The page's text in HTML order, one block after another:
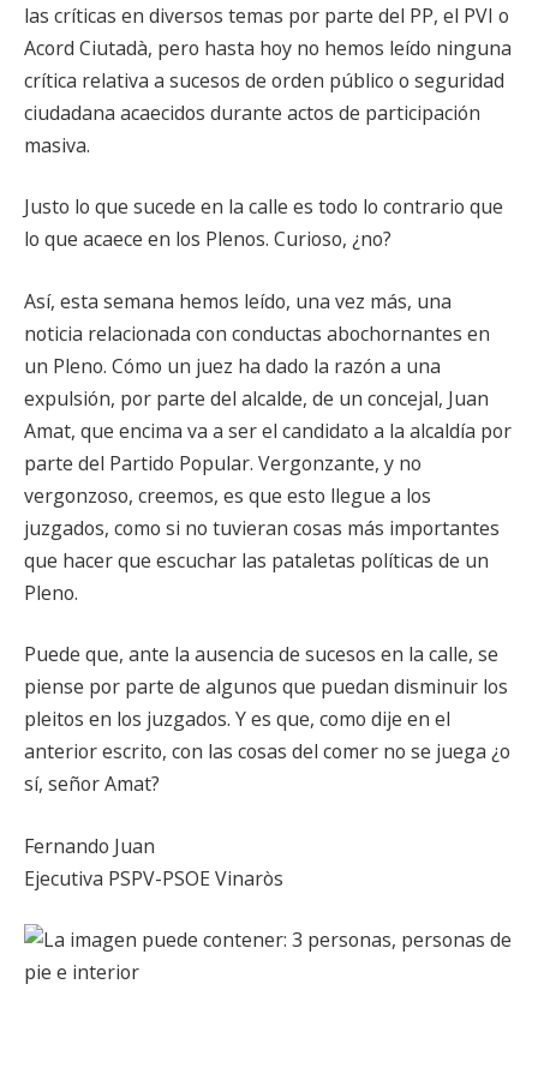
las críticas en diversos temas por parte del PP, el PVI o
Acord Ciutadà, pero hasta hoy no hemos leído ninguna
crítica relativa a sucesos de orden público o seguridad
ciudadana acaecidos durante actos de participación
masiva.
Justo lo que sucede en la calle es todo lo contrario que
lo que acaece en los Plenos. Curioso, ¿no?
Así, esta semana hemos leído, una vez más, una
noticia relacionada con conductas abochornantes en
un Pleno. Cómo un juez ha dado la razón a una
expulsión, por parte del alcalde, de un concejal, Juan
Amat, que encima va a ser el candidato a la alcaldía por
parte del Partido Popular. Vergonzante, y no
vergonzoso, creemos, es que esto llegue a los
juzgados, como si no tuvieran cosas más importantes
que hacer que escuchar las pataletas políticas de un
Pleno.
Puede que, ante la ausencia de sucesos en la calle, se
piense por parte de algunos que puedan disminuir los
pleitos en los juzgados. Y es que, como dije en el
anterior escrito, con las cosas del comer no se juega ¿o
sí, señor Amat?
Fernando Juan
Ejecutiva PSPV-PSOE Vinaròs